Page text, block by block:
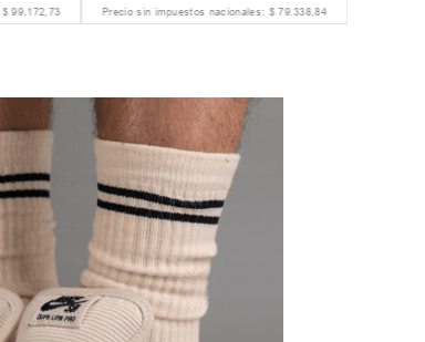
$ 223. 139,67 Precio sin impuestos nacionales: $ 148.759,50